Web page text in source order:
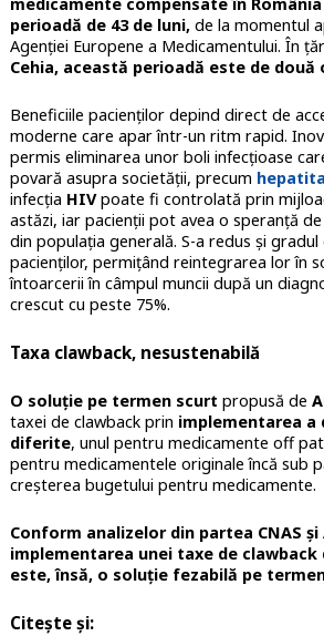
perioadă de 43 de luni,de la momentul
Agenției Europene a Medicamentului. În
Cehia, această perioadă este de două
Beneficiile pacienților depind direct de
moderne care apar într-un ritm rapid.
permis eliminarea unor boli infecțioase
povară asupra societății, precum
infecția HIVpoate fi controlată prin
astăzi, iar pacienții pot avea o speranță
din populația generală. S-a redus și
pacienților, permițând reintegrarea lor în
întoarcerii în câmpul muncii după un
crescut cu peste 75%.
Taxa clawback, nesustenabilă
O soluție pe termen scurt propusă de
taxei de clawback prin implementarea a
diferite, unul pentru medicamente off
pentru medicamentele originale încă sub
creșterea bugetului pentru medicamente.
Conform analizelor din partea CNAS și
implementarea unei taxe de
este, însă, o soluție fezabilă pe
Citește și: